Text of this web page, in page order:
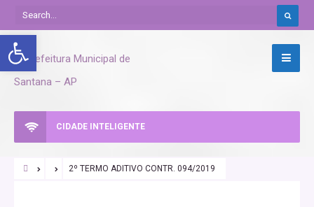
Abrir a barra de ferramentas
CIDADE INTELIGENTE
2º TERMO ADITIVO CONTR. 094/2019